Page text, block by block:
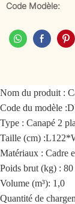
Code Modèle:
Nom du produit :
Code du modèle :
Type : Canapé 2
Taille (cm) :
Matériaux : Cadre
Poids brut (kg) : 80
Volume (m³): 1,0
Quantité de